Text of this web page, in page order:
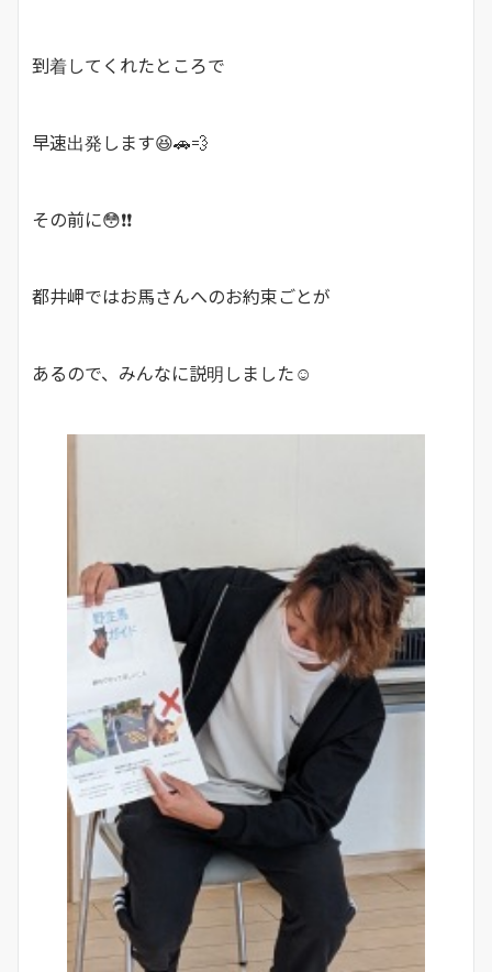
到着してくれたところで
早速出発します😆🚗💨
その前に😳❗❗
都井岬ではお馬さんへのお約束ごとが
あるので、みんなに説明しました☺